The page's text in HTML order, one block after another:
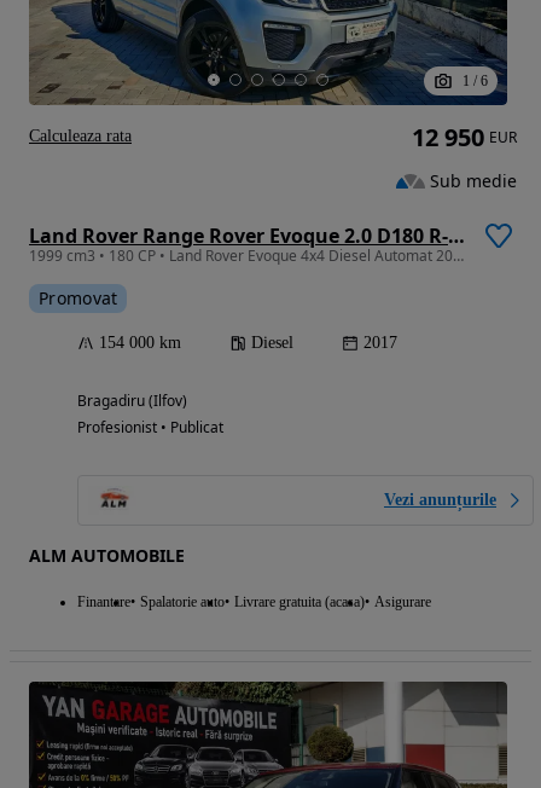
1 / 6
Land Rover Range Rover Evoque 2.0 D180 R-Dynamic
1999 cm3 • 180 CP • Land Rover Evoque 4x4 Diesel Automat 2017 - Rate / Credit / Garantie
Promovat
154 000 km Diesel 2017
Bragadiru (Ilfov)
Profesionist • Publicat
Vezi anunțurile
ALM AUTOMOBILE
Finantare Spalatorie auto Livrare gratuita (acasa) Asigurare
12 950 EUR
Sub medie
Calculeaza rata